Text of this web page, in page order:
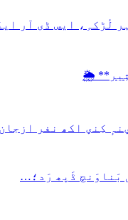
🌦️
کِنؠ اکھ نفر
بَناوَنچ ڈَپھ رَد؛…